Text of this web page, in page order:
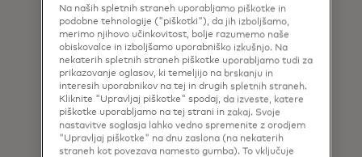
podpirati svobodo denarja po vsem
svetu ... Ljudje bi morali imeti
možnost uporabljati svoj denar na
način, ki ga želijo, kjer koli želijo.
Richard Teng
Na naših spletnih straneh uporabljamo piškotke in
podobne tehnologije ("piškotki"), da jih izboljšamo,
merimo njihovo učinkovitost, bolje razumemo naše
obiskovalce in izboljšamo uporabniško izkušnjo. Na
nekaterih spletnih straneh piškotke uporabljamo tudi za
prikazovanje oglasov, ki temeljijo na brskanju in
interesih uporabnikov na tej in drugih spletnih straneh.
Kliknite "Upravljaj piškotke" spodaj, da izveste, katere
piškotke uporabljamo na tej strani in zakaj. Svoje
nastavitve soglasja lahko vedno spremenite z orodjem
"Upravljaj piškotke" na dnu zaslona (na nekaterih
straneh kot povezava namesto gumba). To vključuje